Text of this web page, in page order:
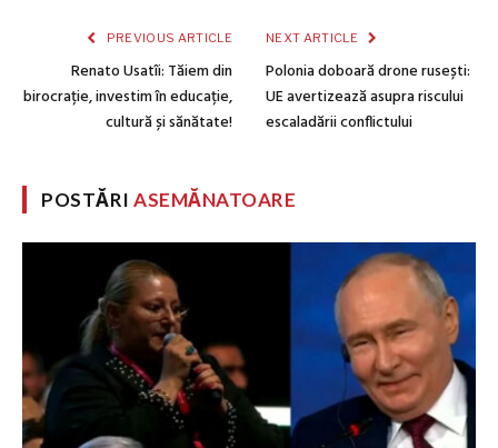
PREVIOUS ARTICLE
Renato Usatîi: Tăiem din
birocrație, investim în educație,
cultură și sănătate!
NEXT ARTICLE
Polonia doboară drone rusești:
UE avertizează asupra riscului
escaladării conflictului
POSTĂRIASEMĂNATOARE